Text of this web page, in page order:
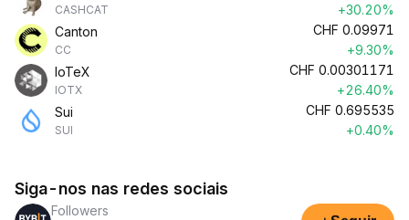
CASHCAT
+30.20%
Canton
CC
CHF 0.09971
+9.30%
IoTeX
IOTX
CHF 0.00301171
+26.40%
Sui
SUI
CHF 0.695535
+0.40%
Siga-nos nas redes sociais
Followers